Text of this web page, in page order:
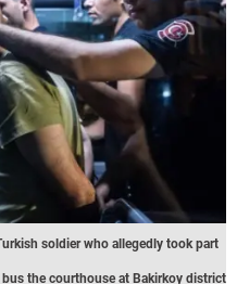
soldier who allegedly took part
the courthouse at Bakirkoy district